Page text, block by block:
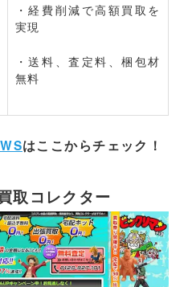
・経費削減で高額買取を
実現
・送料、査定料、梱包材
無料
はここからチェック！
取コレクター